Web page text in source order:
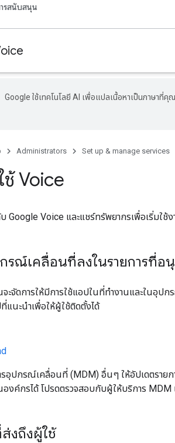
รสนับสนุน
Google ใช้เทคโนโลยี AI เพื่อแปลเนื้อหาเป็นภาษาที่
Administrators Set up & manage services
Voice
Google Voice และแชร์ทรัพยากรเพื่อเริ่มใช้
รณ์เคลื่อนที่ลงในรายการที่
ะจัดการให้มีการใช้แอปในที่ทำงานและในอุป
นะนำเพื่อให้ผู้ใช้ติดตั้งได้
รอุปกรณ์เคลื่อนที่ (MDM) อื่นๆ ให้อัปเดตรา
งค์กรได้ โปรดตรวจสอบกับผู้ให้บริการ
งถึงผู้ใช้